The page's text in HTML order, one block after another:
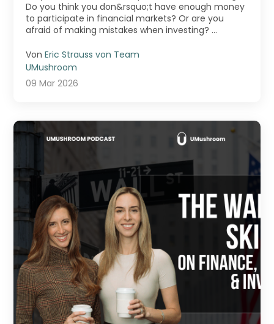
Do you think you don&rsquo;t have enough money
to participate in financial markets? Or are you
afraid of making mistakes when investing? ...
VonEric Strauss von Team
UMushroom
09 Mar 2026